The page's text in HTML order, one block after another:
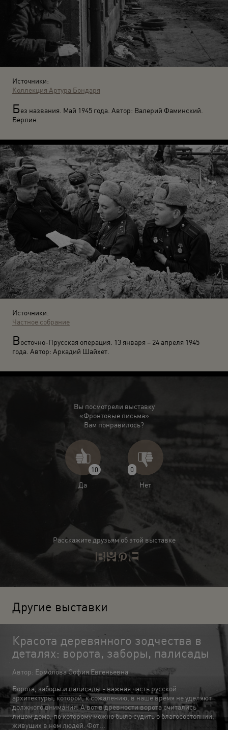
Источники:
Коллекция Артура Бондаря
Без названия. Май 1945 года. Автор: Валерий Фаминский.
Берлин.
Источники:
Частное собрание
Восточно-Прусская операция. 13 января – 24 апреля 1945
года. Автор: Аркадий Шайхет.
Вы посмотрели выставку
«Фронтовые письма»
Вам понравилось?
10
Да
0
Нет
Расскажите друзьям об этой выставке
Другие выставки
Красота деревянного зодчества в
деталях: ворота, заборы, палисады
Автор: Ермолова София Евгеньевна
Ворота, заборы и палисады - важная часть русской
архитектуры, которой, к сожалению, в наше время не уделяют
должного внимания. А вот в древности ворота считались
лицом дома, по которому можно было судить о благосостоянии,
живущих в нем людей. Фот...